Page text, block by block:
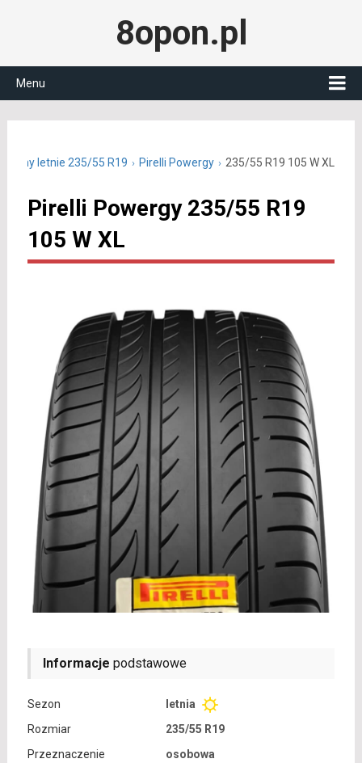
8opon.pl
Menu
Opony letnie 235/55 R19 Pirelli Powergy 235/55 R19 105 W XL
Pirelli Powergy 235/55 R19
105 W XL
Informacje podstawowe
Sezon
letnia
Rozmiar
235/55 R19
Przeznaczenie
osobowa